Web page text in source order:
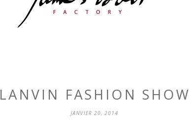
LANVIN FASHION SHOW
JANVIER 20, 2014